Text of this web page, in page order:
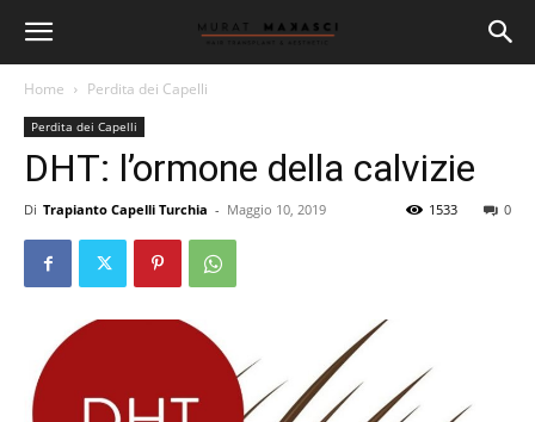
Home Perdita dei Capelli
Perdita dei Capelli
DHT: l’ormone della calvizie
Di Trapianto Capelli Turchia - Maggio 10, 2019 0
1533